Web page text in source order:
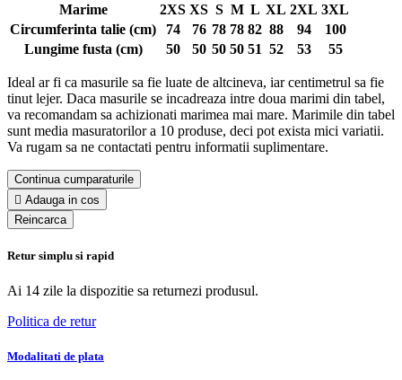
Marime 2XS XS S M L XL 2XL 3XL
Circumferinta talie (cm)
74 76 78 78 82 88 94
100
Lungime fusta (cm)
50 50 50 50 51 52 53 55
Ideal ar fi ca masurile sa fie luate de altcineva, iar centimetrul sa fie
tinut lejer. Daca masurile se incadreaza intre doua marimi din tabel,
va recomandam sa achizionati marimea mai mare. Marimile din tabel
sunt media masuratorilor a 10 produse, deci pot exista mici variatii.
Va rugam sa ne contactati pentru informatii suplimentare.
Continua cumparaturile
 Adauga in cos
Retur simplu si rapid
Ai 14 zile la dispozitie sa returnezi produsul.
Politica de retur
Modalitati de plata